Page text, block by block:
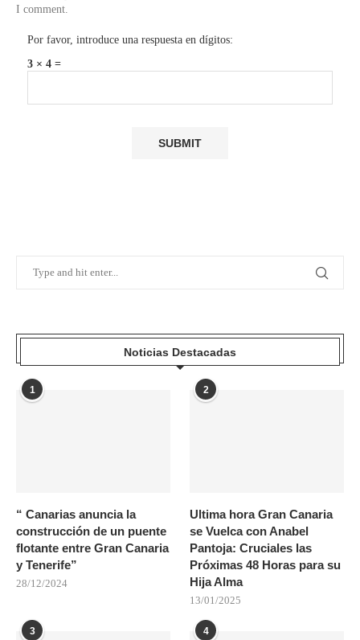
I comment.
Por favor, introduce una respuesta en dígitos:
3 × 4 =
Noticias Destacadas
1
“ Canarias anuncia la
construcción de un puente
flotante entre Gran Canaria
y Tenerife”
28/12/2024
2
Ultima hora Gran Canaria
se Vuelca con Anabel
Pantoja: Cruciales las
Próximas 48 Horas para su
Hija Alma
13/01/2025
3 4